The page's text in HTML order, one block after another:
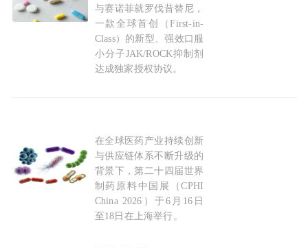
与赛诺菲就罗伐昔替尼，
一款全球首创（First-in-
Class）的新型、强效口服
小分子JAK/ROCK抑制剂
达成独家授权协议。
斯蒂瓦那托集团亮相CPHI China 2026，聚焦高
在全球医药产业持续创新
与供应链体系不断升级的
背景下，第二十四届世界
制药原料中国展（CPHI
China 2026）于6月16日
至18日在上海举行。